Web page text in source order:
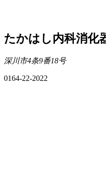
たかはし内科消化
深川市4条9番18号
0164-22-2022